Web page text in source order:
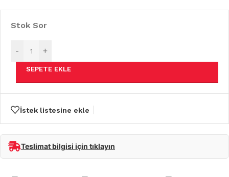
Stok Sor
- +
SEPETE EKLE
İstek listesine ekle
Teslimat bilgisi için tıklayın